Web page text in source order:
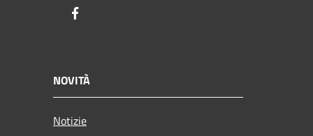
NOVITÀ
Notizie